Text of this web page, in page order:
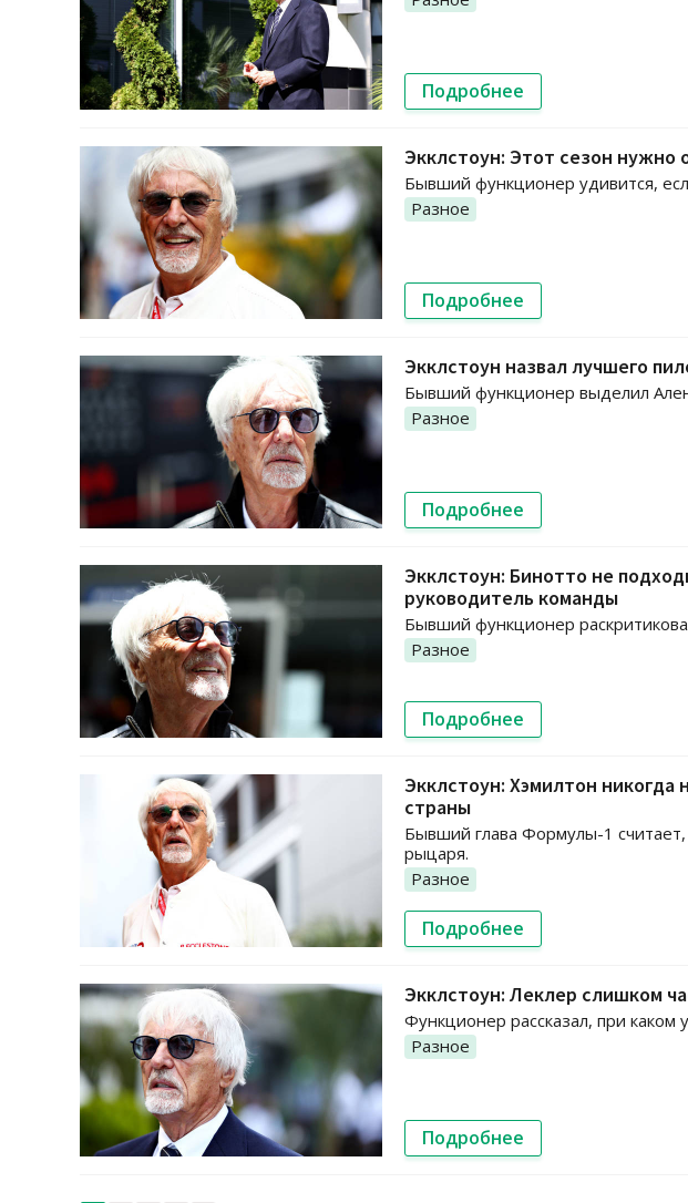
Подробнее
Экклстоун: Этот сезон нужно
Бывший функционер удивится,
Разное
Подробнее
Экклстоун назвал лучшего
Бывший функционер выделил
Разное
Подробнее
Экклстоун: Бинотто не
руководитель команды
Бывший функционер
Разное
Подробнее
Экклстоун: Хэмилтон никогда
страны
Бывший глава Формулы-1
рыцаря.
Разное
Подробнее
Экклстоун: Леклер слишком
Функционер рассказал, при
Разное
Подробнее